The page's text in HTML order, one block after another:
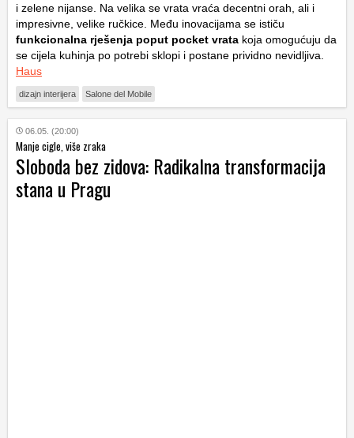
i zelene nijanse. Na velika se vrata vraća decentni orah, ali i
impresivne, velike ručkice. Među inovacijama se ističu
funkcionalna rješenja poput pocket vrata koja omogućuju da
se cijela kuhinja po potrebi sklopi i postane prividno nevidljiva.
Haus
dizajn interijera Salone del Mobile
06.05. (20:00)
Manje cigle, više zraka
Sloboda bez zidova: Radikalna transformacija
stana u Pragu